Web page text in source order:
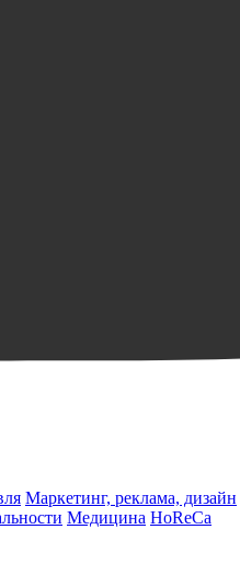
Маркетинг, реклама, дизайн
Медицина HoReCa